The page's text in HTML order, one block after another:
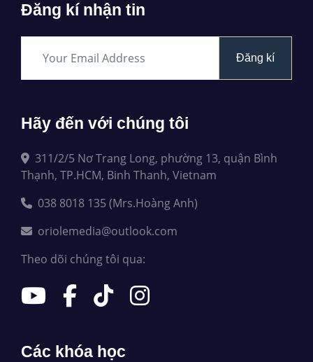
Đăng kí nhận tin
Đăng kí
Hãy đến với chúng tôi
311/2/5 Nơ Trang Long, phường 13, quận Bình
Thạnh, TP.HCM, Binh Thanh, Vietnam
038 8018 135 (Mrs.Hoàng Anh)
oriolemedia@outlook.com
Theo dõi chúng tôi qua:
Các khóa học